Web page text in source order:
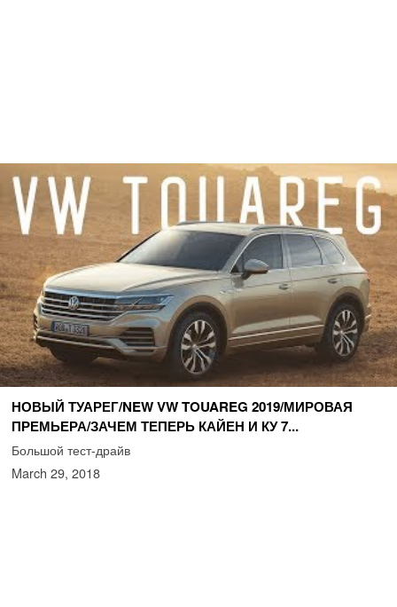
НОВЫЙ ТУАРЕГ/NEW VW TOUAREG 2019/МИРОВАЯ
ПРЕМЬЕРА/ЗАЧЕМ ТЕПЕРЬ КАЙЕН И КУ 7...
Большой тест-драйв
March 29, 2018